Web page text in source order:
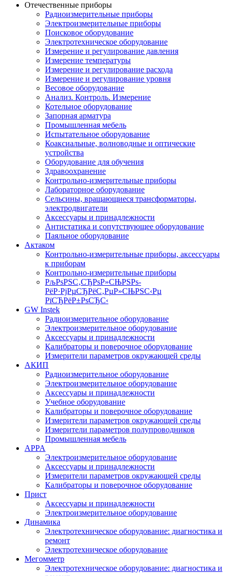
Отечественные приборы
Радиоизмерительные приборы
Электроизмерительные приборы
Поисковое оборудование
Электротехническое оборудование
Измерение и регулирование давления
Измерение температуры
Измерение и регулирование расхода
Измерение и регулирование уровня
Весовое оборудование
Анализ. Контроль. Измерение
Котельное оборудование
Запорная арматура
Промышленная мебель
Испытательное оборудование
Коаксиальные, волноводные и оптические
устройства
Оборудование для обучения
Здравоохранение
Контрольно-измерительные приборы
Лабораторное оборудование
Сельсины, вращающиеся трансформаторы,
электродвигатели
Аксессуары и принадлежности
Антистатика и сопутствующее оборудование
Паяльное оборудование
Актаком
Контрольно-измерительные приборы, аксессуары
к приборам
Контрольно-измерительные приборы
РљРѕРЅС‚СЂРѕР»СЊРЅРѕ-
РёР·РјРµСЂРёС‚РµР»СЊРЅС‹Рµ
РїСЂРёР±РѕСЂС‹
GW Instek
Радиоизмерительное оборудование
Электроизмерительное оборудование
Аксессуары и принадлежности
Калибраторы и поверочное оборудование
Измерители параметров окружающей среды
АКИП
Радиоизмерительное оборудование
Электроизмерительное оборудование
Аксессуары и принадлежности
Учебное оборудование
Калибраторы и поверочное оборудование
Измерители параметров окружающей среды
Измерители параметров полупроводников
Промышленная мебель
APPA
Электроизмерительное оборудование
Аксессуары и принадлежности
Измерители параметров окружающей среды
Калибраторы и поверочное оборудование
Прист
Аксессуары и принадлежности
Электроизмерительное оборудование
Динамика
Электротехническое оборудование: диагностика и
ремонт
Электротехническое оборудование
Мегомметр
Электротехническое оборудование: диагностика и